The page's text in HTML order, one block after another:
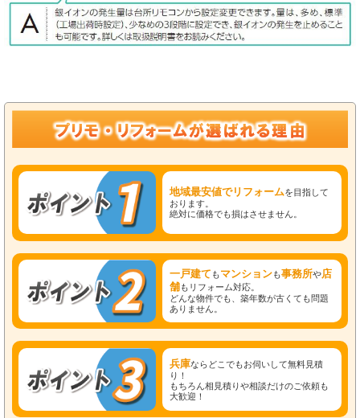
地域最安値でリフォームを目指して
おります。
絶対に価格でも損はさせません。
一戸建て もマンションも事務所や店
舗もリフォーム対応。
どんな物件でも、築年数が古くても問題
ありません。
兵庫ならどこでもお伺いして無料見積
り！
もちろん相見積りや相談だけのご依頼も
大歓迎！